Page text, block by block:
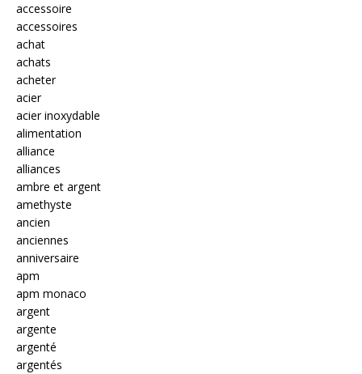
accessoire
accessoires
achat
achats
acheter
acier
acier inoxydable
alimentation
alliance
alliances
ambre et argent
amethyste
ancien
anciennes
anniversaire
apm
apm monaco
argent
argente
argenté
argentés